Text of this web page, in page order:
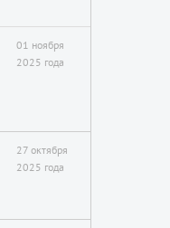
01 ноября
2025 года
27 октября
2025 года